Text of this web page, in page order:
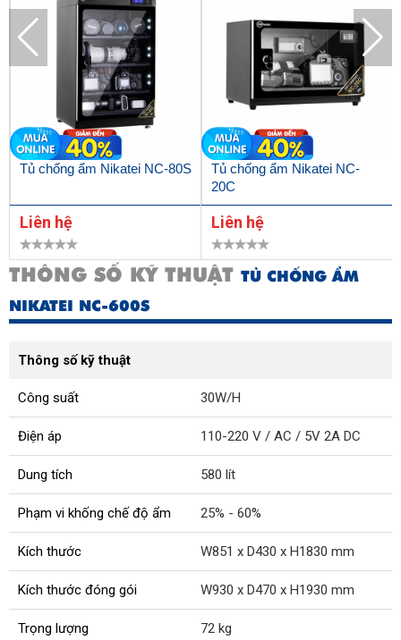
Tủ chống ẩm Nikatei NC-80S
Liên hệ
Tủ chống ẩm Nikatei NC-
20C
Liên hệ
THÔNG SỐ KỸ THUẬT TỦ CHỐNG ẨM
NIKATEI NC-600S
Thông số kỹ thuật
Công suất 30W/H
Điện áp 110-220 V / AC / 5V 2A DC
Dung tích 580 lít
Phạm vi khống chế độ ẩm 25% - 60%
Kích thước W851 x D430 x H1830 mm
Kích thước đóng gói W930 x D470 x H1930 mm
Trọng lượng 72 kg